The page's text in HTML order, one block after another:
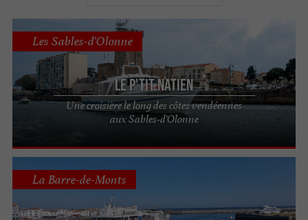
Le P'tit Natien
Une croisière le long des côtes vendéennes
aux Sables-d'Olonne
Les Sables-d'Olonne
La Barre-de-Monts